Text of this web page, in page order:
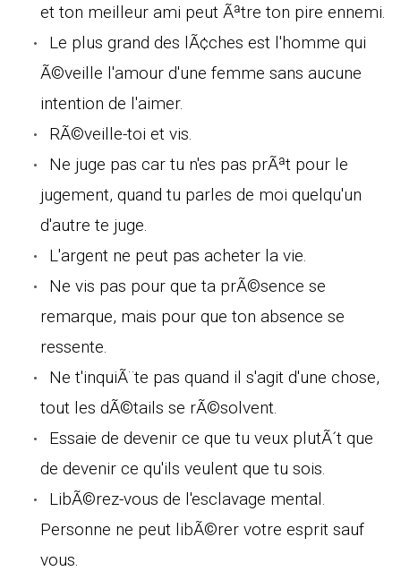
et ton meilleur ami peut Ãªtre ton pire ennemi.
Le plus grand des lÃ¢ches est l'homme qui
Ã©veille l'amour d'une femme sans aucune
intention de l'aimer.
RÃ©veille-toi et vis.
Ne juge pas car tu n'es pas prÃªt pour le
jugement, quand tu parles de moi quelqu'un
d'autre te juge.
L'argent ne peut pas acheter la vie.
Ne vis pas pour que ta prÃ©sence se
remarque, mais pour que ton absence se
ressente.
Ne t'inquiÃ¨te pas quand il s'agit d'une chose,
tout les dÃ©tails se rÃ©solvent.
Essaie de devenir ce que tu veux plutÃ´t que
de devenir ce qu'ils veulent que tu sois.
LibÃ©rez-vous de l'esclavage mental.
Personne ne peut libÃ©rer votre esprit sauf
vous.